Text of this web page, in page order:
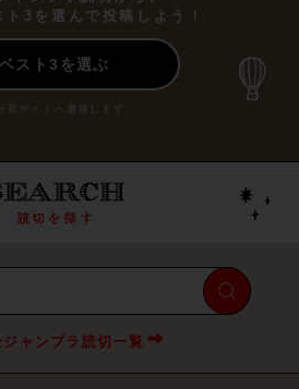
ト3を選んで投稿しよう！
ベスト3を選ぶ
部サイトへ遷移します
ャンプラ読切一覧